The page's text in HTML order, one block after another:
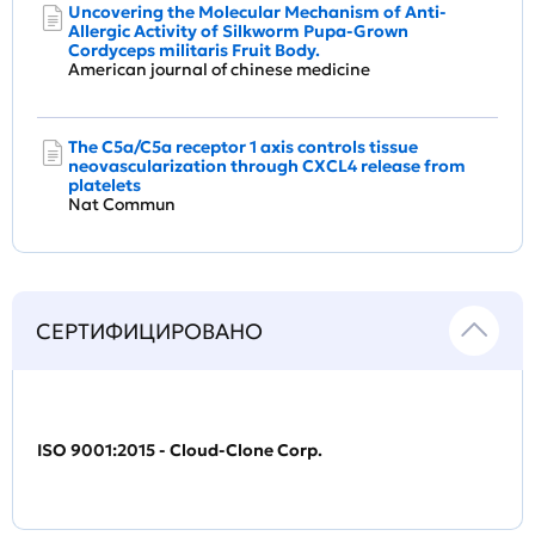
Uncovering the Molecular Mechanism of Anti-
Allergic Activity of Silkworm Pupa-Grown
Cordyceps militaris Fruit Body.
American journal of chinese medicine
The C5a/C5a receptor 1 axis controls tissue
neovascularization through CXCL4 release from
platelets
Nat Commun
СЕРТИФИЦИРОВАНО
ISO 9001:2015 - Cloud-Clone Corp.